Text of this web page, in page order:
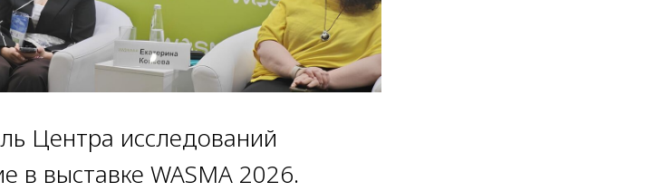
Центра исследований
в выставке WASMA 2026.